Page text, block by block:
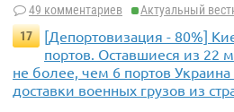
49 комментариев
Актуальный
17
[Депортовизация - 80%]
портов. Оставшиеся из 22
не более, чем 6 портов Украина
доставки военных грузов из